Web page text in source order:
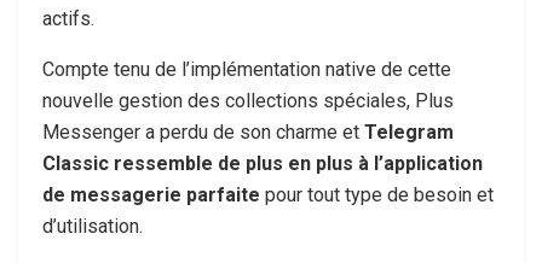
actifs.
Compte tenu de l’implémentation native de cette
nouvelle gestion des collections spéciales, Plus
Messenger a perdu de son charme et Telegram
Classic ressemble de plus en plus à l’application
de messagerie parfaite pour tout type de besoin et
d’utilisation.